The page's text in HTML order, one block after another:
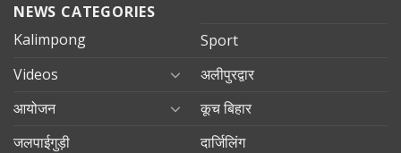
NEWS CATEGORIES
Kalimpong
Sport
Videos
अलीपुरद्वार
आयोजन
कूच बिहार
जलपाईगुड़ी
दार्जिलिंग